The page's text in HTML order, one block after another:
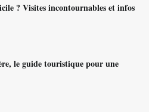
? Visites incontournables et infos
le guide touristique pour une